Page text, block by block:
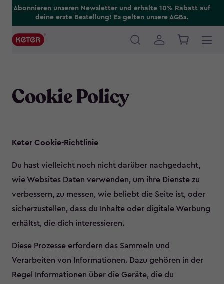
Abonnieren unseren Newsletter und erhalte 10% Rabatt auf
deine erste Bestellung! Es gelten unsere AGBs.
Main
Cookie Policy
Keter Cookie-Richtlinie
Du hast vielleicht noch nicht darüber nachgedacht,
wie Websites Daten verwenden, um ihre Dienste zu
verbessern, zu messen, wie beliebt die Seite ist, oder
sicherzustellen, dass du Inhalte oder digitale Werbung
erhältst, die dich interessieren.
Diese Prozesse erfordern das Sammeln und
Verarbeiten von Informationen. Dazu gehören in der
Regel Informationen über die Geräte, die du